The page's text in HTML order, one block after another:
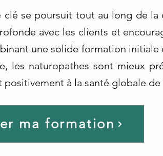
se poursuit tout au long de la
avec les clients et
une solide formation
les naturopathes sont mieux
à la santé globale de
ma formation